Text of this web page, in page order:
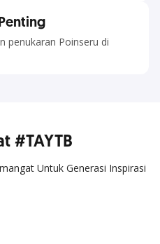
penukaran Poinseru di
#TAYTB
Untuk Generasi Inspirasi